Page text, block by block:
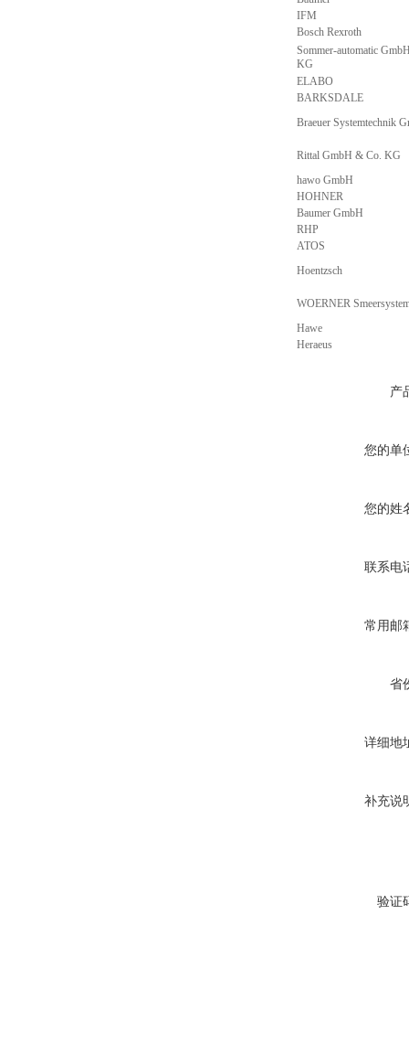
IFM
Bosch Rexroth
Sommer-automatic
KG
ELABO
BARKSDALE
Braeuer Systemtechnik
Rittal GmbH & Co. KG
hawo GmbH
HOHNER
Baumer GmbH
RHP
ATOS
Hoentzsch
WOERNER
Hawe
Heraeus
产
您的单
您的姓
联系电
常用邮
省
详细地
补充说
验证